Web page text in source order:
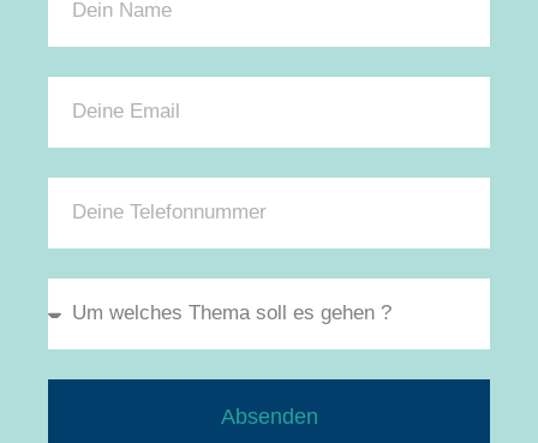
Absenden